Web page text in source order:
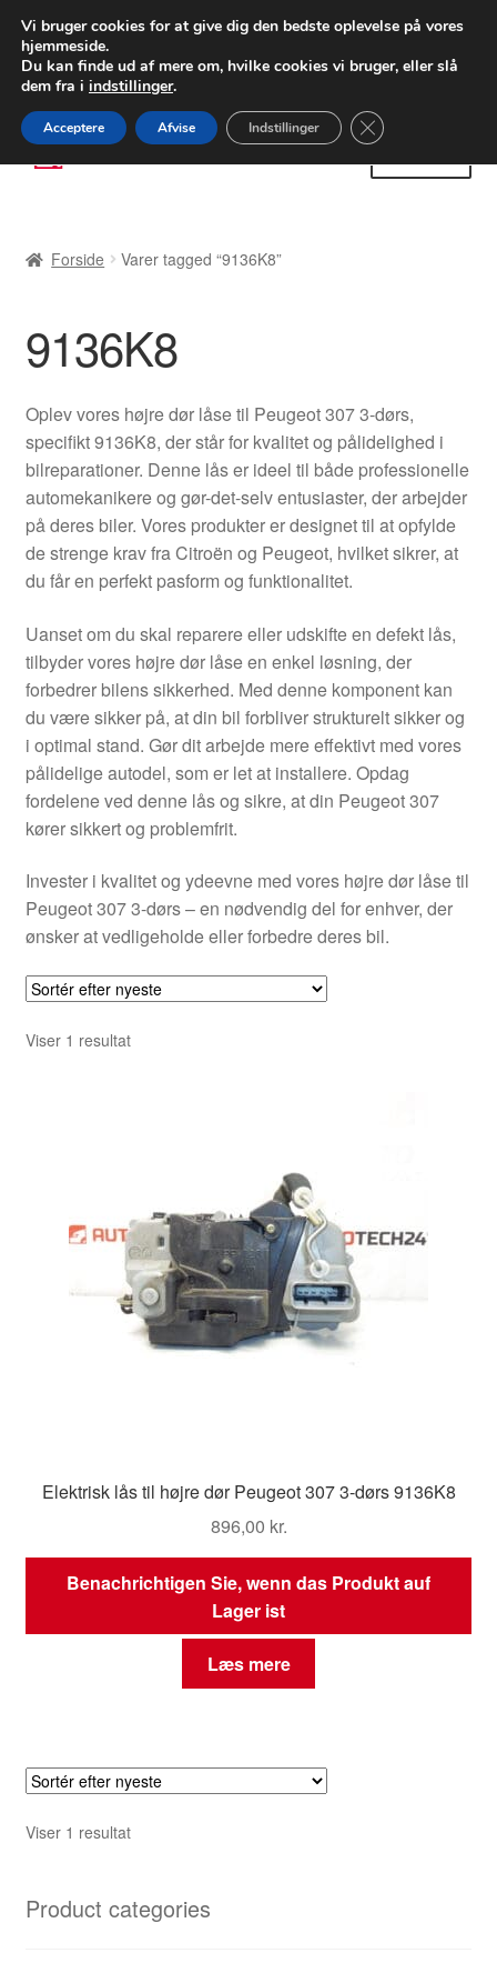
LEVERING fra 55 kr.
FEDEX verdensomspændende forsendelse
80 82 72 02
Spring
til
Spring
til
Betalinger
Kasse
Klageprocedure
Kontakte
Kurv
Levering
Min Konto
Om os
Privatlivspolitik
Forside Varer tagged “9136K8”
9136K8
Oplev vores højre dør låse til Peugeot 307 3-dørs,
specifikt 9136K8, der står for kvalitet og pålidelighed i
bilreparationer. Denne lås er ideel til både professionelle
automekanikere og gør-det-selv entusiaster, der arbejder
på deres biler. Vores produkter er designet til at opfylde
de strenge krav fra Citroën og Peugeot, hvilket sikrer, at
du får en perfekt pasform og funktionalitet.
Uanset om du skal reparere eller udskifte en defekt lås,
tilbyder vores højre dør låse en enkel løsning, der
forbedrer bilens sikkerhed. Med denne komponent kan
du være sikker på, at din bil forbliver strukturelt sikker og
i optimal stand. Gør dit arbejde mere effektivt med vores
pålidelige autodel, som er let at installere. Opdag
fordelene ved denne lås og sikre, at din Peugeot 307
kører sikkert og problemfrit.
Invester i kvalitet og ydeevne med vores højre dør låse til
Peugeot 307 3-dørs – en nødvendig del for enhver, der
ønsker at vedligeholde eller forbedre deres bil.
Viser 1 resultat
Elektrisk lås til højre dør Peugeot 307 3-dørs 9136K8
896,00 kr.
Benachrichtigen Sie, wenn das Produkt auf
Lager ist
Læs mere
Viser 1 resultat
Product categories
Vi bruger cookies for at give dig den bedste oplevelse på vores
hjemmeside.
Du kan finde ud af mere om, hvilke cookies vi bruger, eller slå
dem fra i indstillinger.
Acceptere Afvise Indstillinger Close GDPR